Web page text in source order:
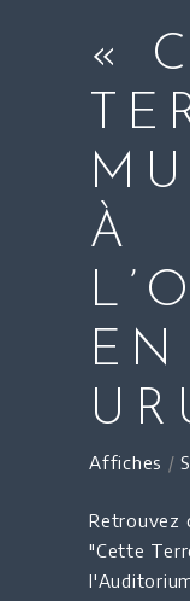
«
À
EN
Affiches /
Retrouvez
"Cette